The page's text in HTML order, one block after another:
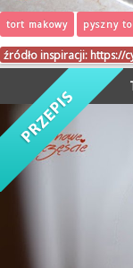
tort makowy pyszny
źródło inspiracji: https://